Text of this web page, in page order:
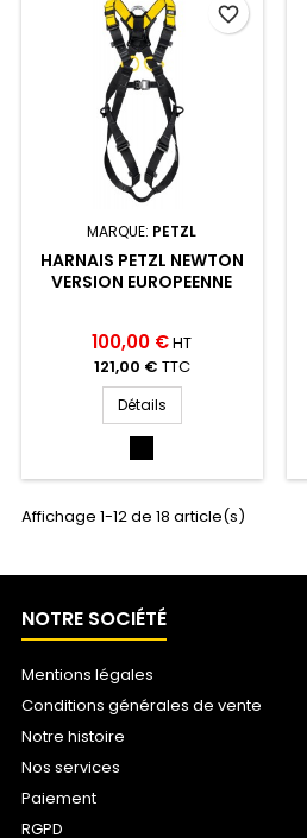
MARQUE: PETZL
HARNAIS PETZL NEWTON
VERSION EUROPEENNE
100,00 €HT
121,00 € TTC
Détails
(NOIR/JAUNE)
favorite_border
Affichage 1-12 de 18 article(s)
NOTRE SOCIÉTÉ
Mentions légales
Conditions générales de vente
Notre histoire
Nos services
Paiement
RGPD